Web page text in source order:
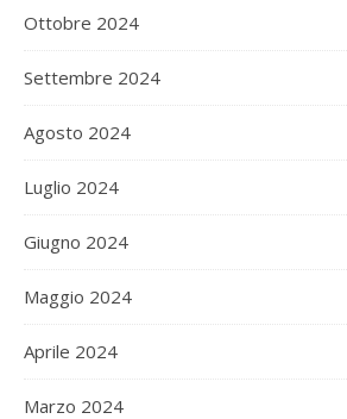
Ottobre 2024
Settembre 2024
Agosto 2024
Luglio 2024
Giugno 2024
Maggio 2024
Aprile 2024
Marzo 2024